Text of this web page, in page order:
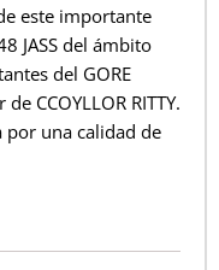
este importante
JASS del ámbito
del GORE
CCOYLLOR RITTY.
por una calidad de